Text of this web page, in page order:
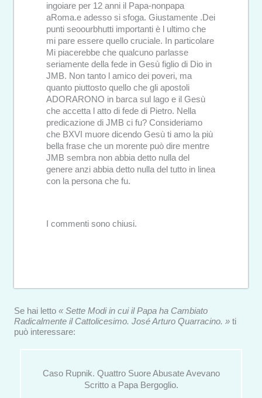
ingoiare per 12 anni il Papa-nonpapa
aRoma.e adesso si sfoga. Giustamente .Dei
punti seoourbhutti importanti è l ultimo che
mi pare essere quello cruciale. In particolare
Mi piacerebbe che qualcuno parlasse
seriamente della fede in Gesù figlio di Dio in
JMB. Non tanto l amico dei poveri, ma
quanto piuttosto quello che gli apostoli
ADORARONO in barca sul lago e il Gesù
che accetta l atto di fede di Pietro. Nella
predicazione di JMB ci fu? Consideriamo
che BXVI muore dicendo Gesù ti amo la più
bella frase che un morente può dire mentre
JMB sembra non abbia detto nulla del
genere anzi abbia detto nulla del tutto in linea
con la persona che fu.
I commenti sono chiusi.
Se hai letto « Sette Modi in cui il Papa ha Cambiato
Radicalmente il Cattolicesimo. José Arturo Quarracino. » ti
può interessare:
Caso Rupnik. Quattro Suore Abusate Avevano
Scritto a Papa Bergoglio.